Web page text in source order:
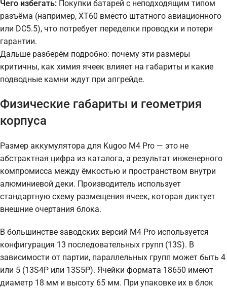
Чего избегать: Покупки батарей с неподходящим типом
разъёма (например, XT60 вместо штатного авиационного
или DC5.5), что потребует переделки проводки и потери
гарантии.
Дальше разберём подробно: почему эти размеры
критичны, как химия ячеек влияет на габариты и какие
подводные камни ждут при апгрейде.
Физические габариты и геометрия
корпуса
Размер аккумулятора для Kugoo M4 Pro — это не
абстрактная цифра из каталога, а результат инженерного
компромисса между ёмкостью и пространством внутри
алюминиевой деки. Производитель использует
стандартную схему размещения ячеек, которая диктует
внешние очертания блока.
В большинстве заводских версий M4 Pro используется
конфигурация 13 последовательных групп (13S). В
зависимости от партии, параллельных групп может быть 4
или 5 (13S4P или 13S5P). Ячейки формата 18650 имеют
диаметр 18 мм и высоту 65 мм. При упаковке их в блок